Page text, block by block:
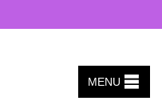
MENU